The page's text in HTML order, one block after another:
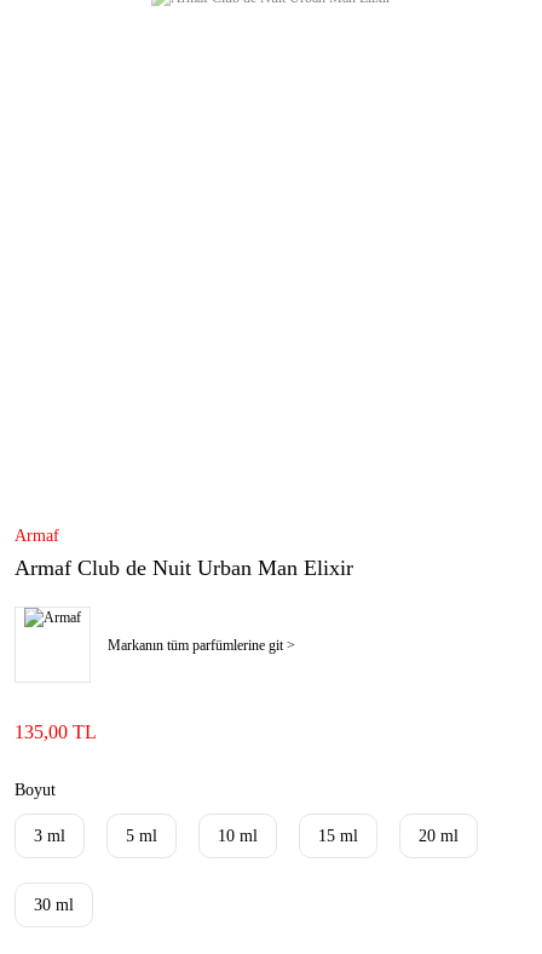
Armaf
Armaf Club de Nuit Urban Man Elixir
Markanın tüm parfümlerine git >
135,00 TL
Boyut
3 ml 5 ml 10 ml 15 ml 20 ml
30 ml